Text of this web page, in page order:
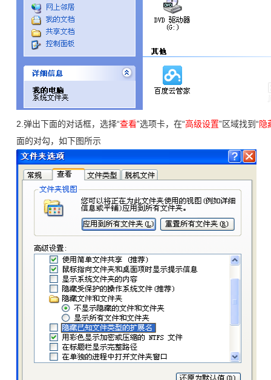
2.弹出下面的对话框，选择“查看”选项卡，在“高级设置”区域找到“隐
面的对勾，如下图所示